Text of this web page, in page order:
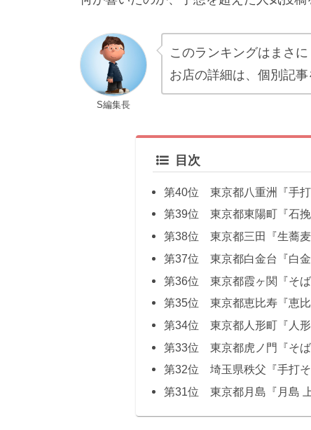
S編集長
このランキングはまさに
お店の詳細は、個別記事
目次
第40位 東京都八重洲『手打
第39位 東京都東陽町『石挽
第38位 東京都三田『生蕎麦
第37位 東京都白金台『白金
第36位 東京都霞ヶ関『そば
第35位 東京都恵比寿『恵比
第34位 東京都人形町『人形
第33位 東京都虎ノ門『そば
第32位 埼玉県秩父『手打そ
第31位 東京都月島『月島 上